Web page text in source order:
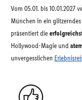
Vom 05.01. bis 10.01.2027
München in ein glitzerndes
präsentiert die
Hollywood-Magie und
unvergesslichen